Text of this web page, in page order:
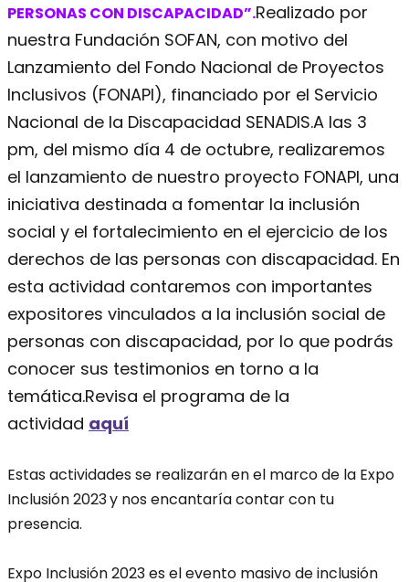
PERSONAS CON DISCAPACIDAD”.Realizado por
nuestra Fundación SOFAN, con motivo del
Lanzamiento del Fondo Nacional de Proyectos
Inclusivos (FONAPI), financiado por el Servicio
Nacional de la Discapacidad SENADIS.A las 3
pm, del mismo día 4 de octubre, realizaremos
el lanzamiento de nuestro proyecto FONAPI, una
iniciativa destinada a fomentar la inclusión
social y el fortalecimiento en el ejercicio de los
derechos de las personas con discapacidad. En
esta actividad contaremos con importantes
expositores vinculados a la inclusión social de
personas con discapacidad, por lo que podrás
conocer sus testimonios en torno a la
temática.Revisa el programa de la
actividad aquí
Estas actividades se realizarán en el marco de la Expo
Inclusión 2023y nos encantaría contar con tu
presencia.
Expo Inclusión 2023 es el evento masivo de inclusión